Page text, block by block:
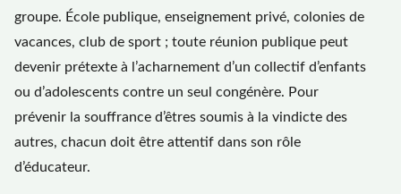
groupe. École publique, enseignement privé, colonies de
vacances, club de sport ; toute réunion publique peut
devenir prétexte à l’acharnement d’un collectif d’enfants
ou d’adolescents contre un seul congénère. Pour
prévenir la souffrance d’êtres soumis à la vindicte des
autres, chacun doit être attentif dans son rôle
d’éducateur.